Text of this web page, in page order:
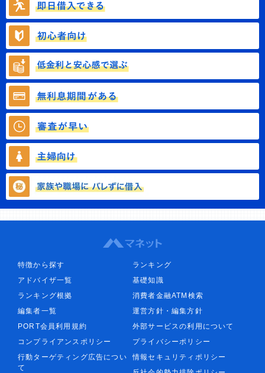
特徴から探す
ランキング
アドバイザ一覧
基礎知識
ランキング根拠
消費者金融ATM検索
編集者一覧
運営方針・編集方針
PORT会員利用規約
外部サービスの利用について
コンプライアンスポリシー
プライバシーポリシー
行動ターゲティング広告につい
て
情報セキュリティポリシー